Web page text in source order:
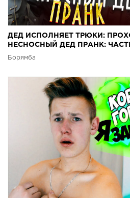
ДЕД ИСПОЛНЯЕТ ТРЮКИ:
НЕСНОСНЫЙ ДЕД ПРАНК:
Борямба